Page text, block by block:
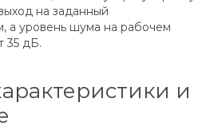
на заданный
а уровень шума на рабочем
35 дБ.
и